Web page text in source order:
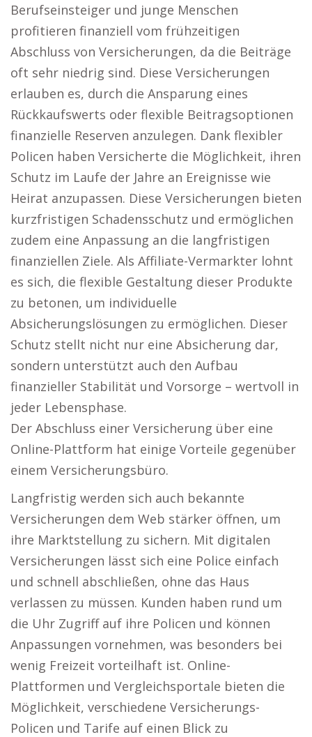
Berufseinsteiger und junge Menschen
profitieren finanziell vom frühzeitigen
Abschluss von Versicherungen, da die Beiträge
oft sehr niedrig sind. Diese Versicherungen
erlauben es, durch die Ansparung eines
Rückkaufswerts oder flexible Beitragsoptionen
finanzielle Reserven anzulegen. Dank flexibler
Policen haben Versicherte die Möglichkeit, ihren
Schutz im Laufe der Jahre an Ereignisse wie
Heirat anzupassen. Diese Versicherungen bieten
kurzfristigen Schadensschutz und ermöglichen
zudem eine Anpassung an die langfristigen
finanziellen Ziele. Als Affiliate-Vermarkter lohnt
es sich, die flexible Gestaltung dieser Produkte
zu betonen, um individuelle
Absicherungslösungen zu ermöglichen. Dieser
Schutz stellt nicht nur eine Absicherung dar,
sondern unterstützt auch den Aufbau
finanzieller Stabilität und Vorsorge – wertvoll in
jeder Lebensphase.
Der Abschluss einer Versicherung über eine
Online-Plattform hat einige Vorteile gegenüber
einem Versicherungsbüro.
Langfristig werden sich auch bekannte
Versicherungen dem Web stärker öffnen, um
ihre Marktstellung zu sichern. Mit digitalen
Versicherungen lässt sich eine Police einfach
und schnell abschließen, ohne das Haus
verlassen zu müssen. Kunden haben rund um
die Uhr Zugriff auf ihre Policen und können
Anpassungen vornehmen, was besonders bei
wenig Freizeit vorteilhaft ist. Online-
Plattformen und Vergleichsportale bieten die
Möglichkeit, verschiedene Versicherungs-
Policen und Tarife auf einen Blick zu